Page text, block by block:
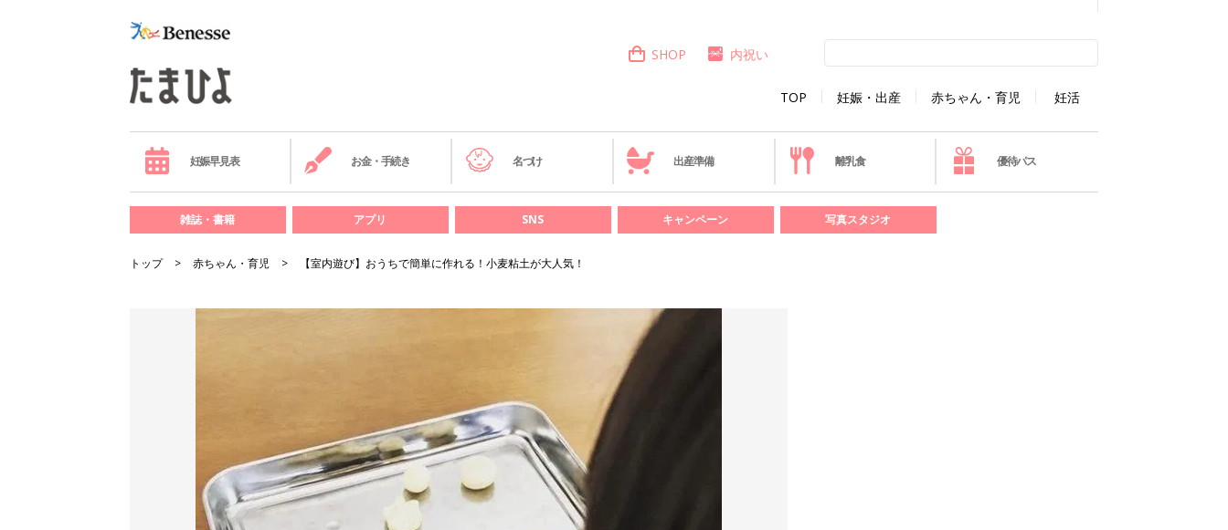
TOP 妊娠・出産 赤ちゃん・育児 妊活
SHOP 内祝い
妊娠早見表 お金・手続き 名づけ 出産準備 離乳食 優待パス
雑誌・書籍 アプリ SNS キャンペーン 写真スタジオ
トップ 赤ちゃん・育児 【室内遊び】おうちで簡単に作れる！小麦粘土が大人気！